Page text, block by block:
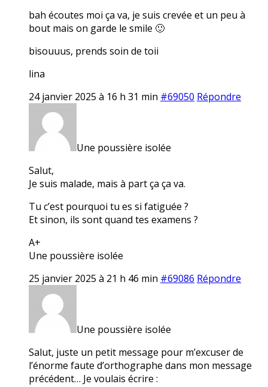
bah écoutes moi ça va, je suis crevée et un peu à
bout mais on garde le smile 🙂
bisouuus, prends soin de toii
lina
24 janvier 2025 à 16 h 31 min #69050 Répondre
Une poussière isolée
Salut,
Je suis malade, mais à part ça ça va.
Tu c’est pourquoi tu es si fatiguée ?
Et sinon, ils sont quand tes examens ?
A+
Une poussière isolée
25 janvier 2025 à 21 h 46 min #69086 Répondre
Une poussière isolée
Salut, juste un petit message pour m’excuser de
l’énorme faute d’orthographe dans mon message
précédent… Je voulais écrire :